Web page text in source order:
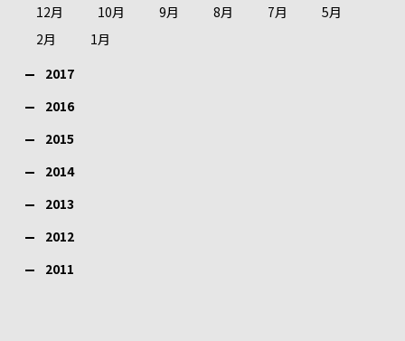
12月
10月 9月 8月 7月
5月
2月
1月
2017
2016
2015
2014
2013
2012
2011